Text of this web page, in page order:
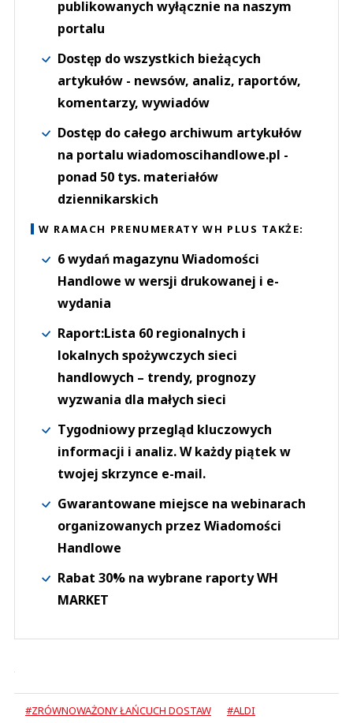
publikowanych wyłącznie na naszym
portalu
Dostęp do wszystkich bieżących
artykułów - newsów, analiz, raportów,
komentarzy, wywiadów
Dostęp do całego archiwum artykułów
na portalu wiadomoscihandlowe.pl -
ponad 50 tys. materiałów
dziennikarskich
W RAMACH PRENUMERATY WH PLUS TAKŻE:
6 wydań magazynu Wiadomości
Handlowe w wersji drukowanej i e-
wydania
Raport:Lista 60 regionalnych i
lokalnych spożywczych sieci
handlowych – trendy, prognozy
wyzwania dla małych sieci
Tygodniowy przegląd kluczowych
informacji i analiz. W każdy piątek w
twojej skrzynce e-mail.
Gwarantowane miejsce na webinarach
organizowanych przez Wiadomości
Handlowe
Rabat 30% na wybrane raporty WH
MARKET
#ZRÓWNOWAŻONY ŁAŃCUCH DOSTAW
#ALDI